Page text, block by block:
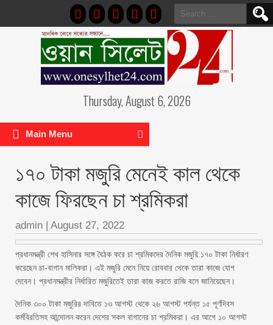
Search
for:
Thursday, August 6, 2026
Main Menu
১৭০ টাকা মজুরি মেনেই কাল থেকে
কাজে ফিরছেন চা শ্রমিকরা
admin | August 27, 2022
প্রধানমন্ত্রী শেখ হাসিনার সঙ্গে বৈঠক করে চা শ্রমিকদের দৈনিক মজুরি ১৭০ টাকা নির্ধারণ
করেছেন চা-বাগান মালিকরা। এই মজুরি মেনে নিয়ে রোববার থেকে তারা কাজে যোগ
দেবেন। প্রধানমন্ত্রীর নির্ধারিত মজুরিতেই তারা কাজ করতে রাজি বলে জানিয়েছেন।
দৈনিক ৩০০ টাকা মজুরির দাবিতে ১৩ আগস্ট থেকে ২৬ আগস্ট পর্যন্ত ১৫ পূর্ণদিবস
কর্মবিরতিসহ আন্দোলন করেন দেশের সকল বাগানের চা শ্রমিকরা। এর আগে ১০ আগস্ট